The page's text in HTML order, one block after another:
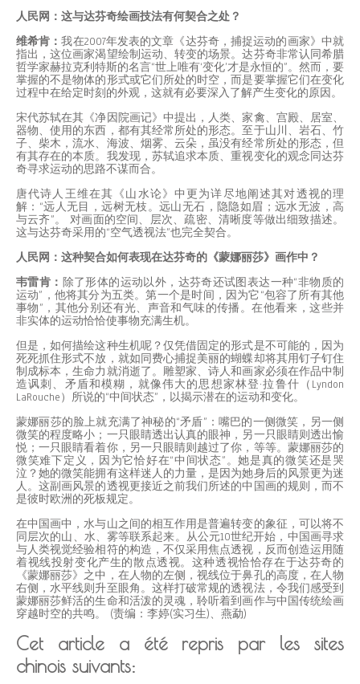
人民网：这与达芬奇绘画技法有何契合之处？
维希肯：我在2007年发表的文章《达芬奇，捕捉运动的画家》中就
指出，这位画家渴望绘制运动、转变的场景。达芬奇非常认同希腊
哲学家赫拉克利特斯的名言“世上唯有‘变化’才是永恒的”。然而，要
掌握的不是物体的形式或它们所处的时空，而是要掌握它们在变化
过程中在给定时刻的外观，这就有必要深入了解产生变化的原因。
宋代苏轼在其《净因院画记》中提出，人类、家禽、宫殿、居室、
器物、使用的东西，都有其经常所处的形态。至于山川、岩石、竹
子、柴木，流水、海波、烟雾、云朵，虽没有经常所处的形态，但
有其存在的本质。我发现，苏轼追求本质、重视变化的观念同达芬
奇寻求运动的思路不谋而合。
唐代诗人王维在其《山水论》中更为详尽地阐述其对透视的理
解：“远人无目，远树无枝。远山无石，隐隐如眉；远水无波，高
与云齐”。 对画面的空间、层次、疏密、清晰度等做出细致描述。
这与达芬奇采用的“空气透视法”也完全契合。
人民网：这种契合如何表现在达芬奇的《蒙娜丽莎》画作中？
韦雷肯： 除了形体的运动以外，达芬奇还试图表达一种“非物质的
运动”，他将其分为五类。第一个是时间，因为它“包容了所有其他
事物”，其他分别还有光、声音和气味的传播。在他看来，这些并
非实体的运动恰恰使事物充满生机。
但是，如何描绘这种生机呢？仅凭借固定的形式是不可能的，因为
死死抓住形式不放，就如同费心捕捉美丽的蝴蝶却将其用钉子钉住
制成标本，生命力就消逝了。雕塑家、诗人和画家必须在作品中制
造讽刺、矛盾和模糊，就像伟大的思想家林登·拉鲁什（Lyndon
LaRouche）所说的“中间状态”，以揭示潜在的运动和变化。
蒙娜丽莎的脸上就充满了神秘的“矛盾”：嘴巴的一侧微笑，另一侧
微笑的程度略小；一只眼睛透出认真的眼神，另一只眼睛则透出愉
悦；一只眼睛看着你，另一只眼睛则越过了你，等等。蒙娜丽莎的
微笑难下定义，因为它恰好在“中间状态”。她是真的微笑还是哭
泣？她的微笑能拥有这样迷人的力量，是因为她身后的风景更为迷
人。这副画风景的透视更接近之前我们所述的中国画的规则，而不
是彼时欧洲的死板规定。
在中国画中，水与山之间的相互作用是普遍转变的象征，可以将不
同层次的山、水、雾等联系起来。从公元10世纪开始，中国画寻求
与人类视觉经验相符的构造，不仅采用焦点透视，反而创造运用随
着视线投射变化产生的散点透视。这种透视恰恰存在于达芬奇的
《蒙娜丽莎》之中，在人物的左侧，视线位于鼻孔的高度，在人物
右侧，水平线则升至眼角。这样打破常规的透视法，令我们感受到
蒙娜丽莎鲜活的生命和活泼的灵魂，聆听着到画作与中国传统绘画
穿越时空的共鸣。 (责编：李婷(实习生)、燕勐)
Cet article a été repris par les sites
chinois suivants: